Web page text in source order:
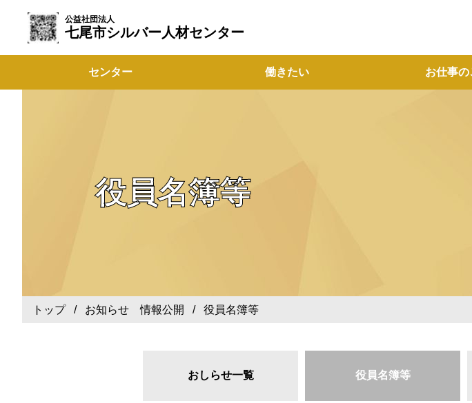
公益社団法人
七尾市シルバー人材センター
センター 働きたい お仕事
役員名簿等
トップ/ お知らせ 情報公開 / 役員名簿等
おしらせ一覧 役員名簿等